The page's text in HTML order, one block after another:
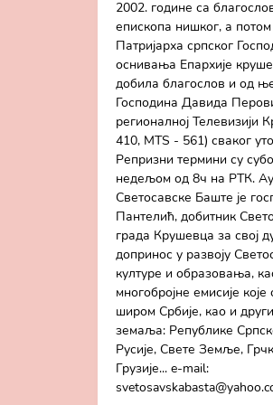
2002. године са
епископа нишког, а
Патријарха српског
оснивања Епархије
добила благослов и од
Господина Давида
регионалној Телевизији
410, MTS - 561) сваког
Репризни термини су
недељом од 8ч на РТК.
Светосавске Баште је
Пантелић, добитник
града Крушевца за свој
допринос у развоју
културе и образовања,
многобројне емисије
широм Србије, као и
земаља: Републике
Русије, Свете Земље,
Грузије... e-mail: